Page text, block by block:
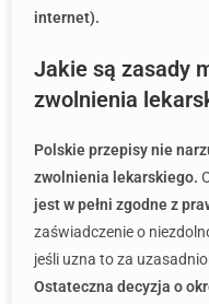
internet).
Jakie są zasady
zwolnienia
Polskie przepisy nie
zwolnienia lekarskiego.
jest w pełni zgodne z
zaświadczenie o
jeśli uzna to za
Ostateczna decyzja o